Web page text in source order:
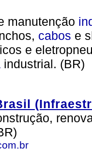
manutenção
cabos e
e
industrial. (BR)